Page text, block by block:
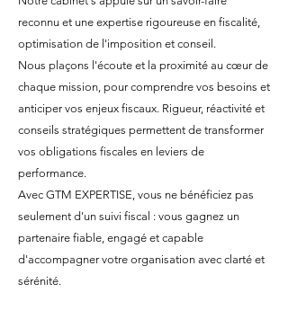
reconnu et une expertise rigoureuse en fiscalité,
optimisation de l'imposition et conseil.
Nous plaçons l'écoute et la proximité au cœur de
chaque mission, pour comprendre vos besoins et
anticiper vos enjeux fiscaux. Rigueur, réactivité et
conseils stratégiques permettent de transformer
vos obligations fiscales en leviers de
performance.
Avec GTM EXPERTISE, vous ne bénéficiez pas
seulement d'un suivi fiscal : vous gagnez un
partenaire fiable, engagé et capable
d'accompagner votre organisation avec clarté et
sérénité.